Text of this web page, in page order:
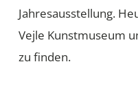
Jahresausstellung.
Vejle Kunstmuseum
zu finden.